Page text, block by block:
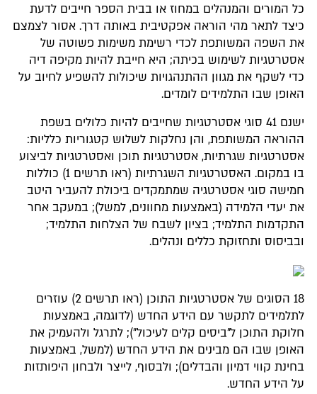
כל המורים והמנהלים במחוז או בבית הספר חייבים לדעת
כיצד לתאר מהי הוראה אפקטיבית באותה דרך. אסור לצמצם
את השפה המשותפת לכדי רשימת משימות פשוטה של
אסטרטגיות לשימוש בכיתה; היא חייבת להיות מקיפה דיה
כדי לשקף את מגוון ההתנהגויות שיכולות להשפיע לחיוב על
האופן שבו התלמידים לומדים.
ישנם 41 סוגי אסטרטגיות שחייבים להיות כלולים בשפת
ההוראה המשותפת, והן נחלקות לשלוש קטגוריות כלליות:
אסטרטגיות שגרתיות, אסטרטגיות תוכן ואסטרטגיות לביצוע
בו במקום. האסטרטגיות השגרתיות (ראו תרשים 1) כוללות
חמישה סוגי אסטרטגיה שמתמקדים ביכולת להעביר היטב
את יעדי הלמידה (באמצעות מחוונים, למשל); במעקב אחר
התקדמות התלמיד; בציון לשבח של הצלחות התלמיד;
ובביסוס ותחזוקת כללים ונהלים.
18 הסוגים של אסטרטגיות התוכן (ראו תרשים 2) עוזרים
לתלמידים לתקשר עם הידע החדש (לדוגמה, באמצעות
חלוקת התוכן ל"ביסים קלים לעיכול"); לתרגל ולהעמיק את
האופן שבו הם מבינים את הידע החדש (למשל, באמצעות
בחינת קווי דמיון והבדלים); ולבסוף, לייצר ולבחון היפותזות
על הידע החדש.